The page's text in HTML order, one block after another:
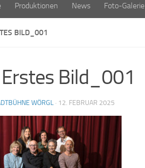
Produktionen News Foto-Galerie
BILD_001
Bild_001
WÖRGL · 12. FEBRUAR 2025